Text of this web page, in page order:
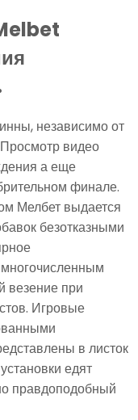
независимо от
видео
а еще
финале.
Мелбет выдается
безотказными
многочисленным
везение при
Игровые
в листок
едят
правдоподобный